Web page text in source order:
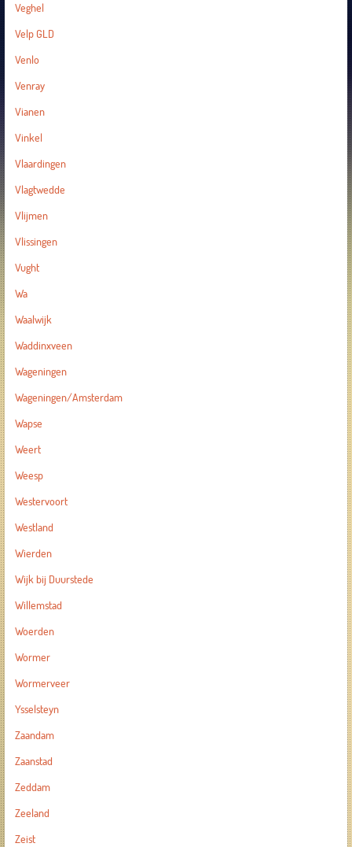
Veghel
Velp GLD
Venlo
Venray
Vianen
Vinkel
Vlaardingen
Vlagtwedde
Vlijmen
Vlissingen
Vught
Wa
Waalwijk
Waddinxveen
Wageningen
Wageningen/Amsterdam
Wapse
Weert
Weesp
Westervoort
Westland
Wierden
Wijk bij Duurstede
Willemstad
Woerden
Wormer
Wormerveer
Ysselsteyn
Zaandam
Zaanstad
Zeddam
Zeeland
Zeist